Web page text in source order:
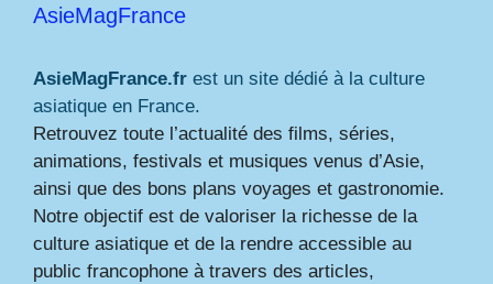
AsieMagFrance
AsieMagFrance.fr est un site dédié à la culture
asiatique en France.
Retrouvez toute l’actualité des films, séries,
animations, festivals et musiques venus d’Asie,
ainsi que des bons plans voyages et gastronomie.
Notre objectif est de valoriser la richesse de la
culture asiatique et de la rendre accessible au
public francophone à travers des articles,